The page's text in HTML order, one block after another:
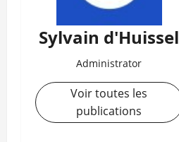
Sylvain d'Huissel
Administrator
Voir toutes les
publications